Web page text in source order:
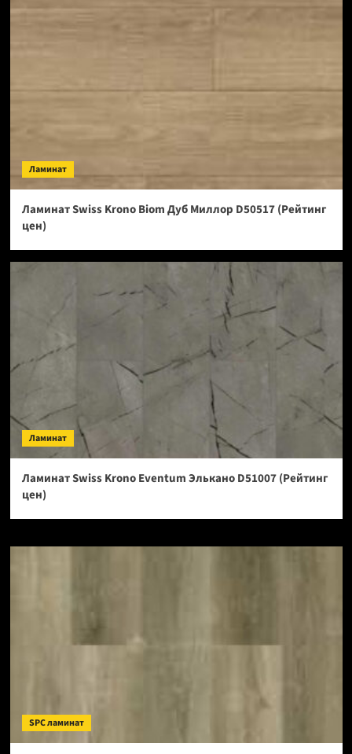
Ламинат
Ламинат Swiss Krono Biom Дуб Миллор D50517 (Рейтинг
цен)
Ламинат
Ламинат Swiss Krono Eventum Элькано D51007 (Рейтинг
цен)
SPC ламинат